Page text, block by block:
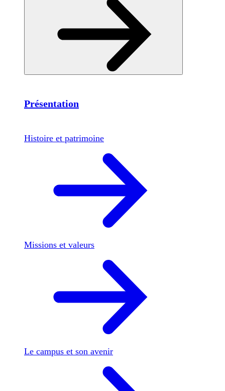
Présentation
Histoire et patrimoine
Missions et valeurs
Le campus et son avenir